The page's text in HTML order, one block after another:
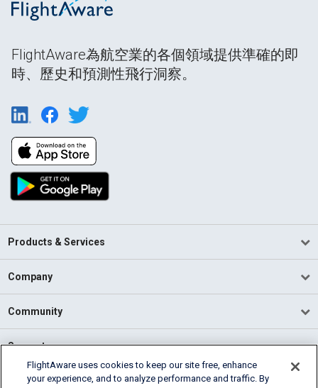
FlightAware為航空業的各個領域提供準確的即
時、歷史和預測性飛行洞察。
Products & Services
Company
Community
Support
English (USA)
FlightAware uses cookies to keep our site free, enhance
your experience, and to analyze performance and traffic. By